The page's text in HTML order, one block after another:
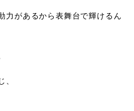
力があるから表舞台で輝けるん
、